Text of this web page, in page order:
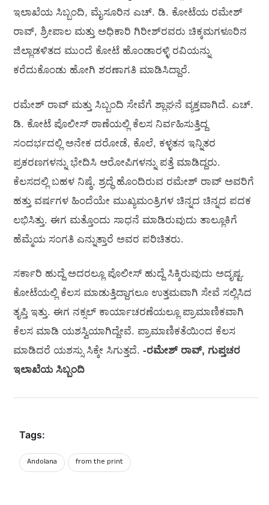
ಇಲಾಖೆಯ ಸಿಬ್ಬಂದಿ, ಮೈಸೂರಿನ ಎಚ್. ಡಿ. ಕೋಟೆಯ ರಮೇಶ್
ರಾವ್, ಶ್ರೀಪಾಲ ಮತ್ತು ಅಧಿಕಾರಿ ಗಿರೀಶ್‌ರವರು ಚಿಕ್ಕಮಗಳೂರಿನ
ಜಿಲ್ಲಾಡಳಿತದ ಮುಂದೆ ಕೋಟೆ ಹೊಂಡಾರಳ್ಳಿ ರವಿಯನ್ನು
ಕರೆದುಕೊಂಡು ಹೋಗಿ ಶರಣಾಗತಿ ಮಾಡಿಸಿದ್ದಾರೆ.
ರಮೇಶ್ ರಾವ್ ಮತ್ತು ಸಿಬ್ಬಂದಿ ಸೇವೆಗೆ ಶ್ಲಾಘನೆ ವ್ಯಕ್ತವಾಗಿದೆ. ಎಚ್.
ಡಿ. ಕೋಟೆ ಪೊಲೀಸ್ ಠಾಣೆಯಲ್ಲಿ ಕೆಲಸ ನಿರ್ವಹಿಸುತ್ತಿದ್ದ
ಸಂದರ್ಭದಲ್ಲಿ ಅನೇಕ ದರೋಡೆ, ಕೊಲೆ, ಕಳ್ಳತನ ಇನ್ನಿತರ
ಪ್ರಕರಣಗಳನ್ನು ಭೇದಿಸಿ ಆರೋಪಿಗಳನ್ನು ಪತ್ತೆ ಮಾಡಿದ್ದರು.
ಕೆಲಸದಲ್ಲಿ ಬಹಳ ನಿಷ್ಠೆ, ಶ್ರದ್ಧೆ ಹೊಂದಿರುವ ರಮೇಶ್ ರಾವ್ ಅವರಿಗೆ
ಹತ್ತು ವರ್ಷಗಳ ಹಿಂದೆಯೇ ಮುಖ್ಯಮಂತ್ರಿಗಳ ಚಿನ್ನದ ಚಿನ್ನದ ಪದಕ
ಲಭಿಸಿತ್ತು. ಈಗ ಮತ್ತೊಂದು ಸಾಧನೆ ಮಾಡಿರುವುದು ತಾಲ್ಲೂಕಿಗೆ
ಹೆಮ್ಮೆಯ ಸಂಗತಿ ಎನ್ನುತ್ತಾರೆ ಅವರ ಪರಿಚಿತರು.
ಸರ್ಕಾರಿ ಹುದ್ದೆ ಅದರಲ್ಲೂ ಪೊಲೀಸ್ ಹುದ್ದೆ ಸಿಕ್ಕಿರುವುದು ಅದೃಷ್ಟ.
ಕೋಟೆಯಲ್ಲಿ ಕೆಲಸ ಮಾಡುತ್ತಿದ್ದಾಗಲೂ ಉತ್ತಮವಾಗಿ ಸೇವೆ ಸಲ್ಲಿಸಿದ
ತೃಪ್ತಿ ಇತ್ತು. ಈಗ ನಕ್ಸಲ್ ಕಾರ್ಯಾಚರಣೆಯಲ್ಲೂ ಪ್ರಾಮಾಣಿಕವಾಗಿ
ಕೆಲಸ ಮಾಡಿ ಯಶಸ್ವಿಯಾಗಿದ್ದೇವೆ. ಪ್ರಾಮಾಣಿಕತೆಯಿಂದ ಕೆಲಸ
ಮಾಡಿದರೆ ಯಶಸ್ಸು ಸಿಕ್ಕೇ ಸಿಗುತ್ತದೆ. -ರಮೇಶ್ ರಾವ್, ಗುಪ್ತಚರ
ಇಲಾಖೆಯ ಸಿಬ್ಬಂದಿ
Tags:
Andolana from the print